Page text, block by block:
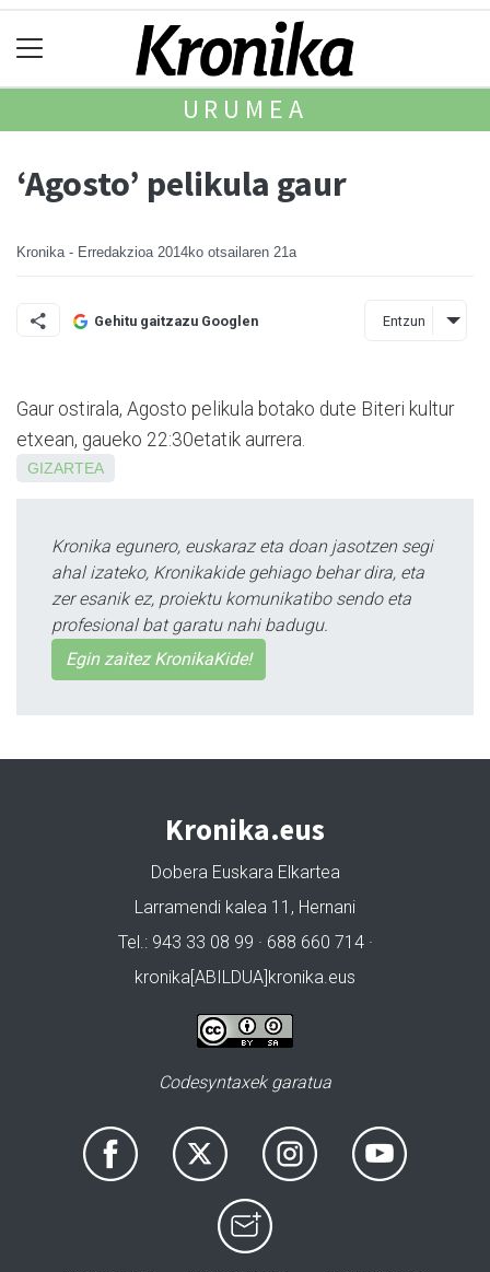
URUMEA
‘Agosto’ pelikula gaur
Kronika - Erredakzioa 2014ko otsailaren 21a
Gehitu gaitzazu Googlen Entzun
Gaur ostirala, Agosto pelikula botako dute Biteri kultur
etxean, gaueko 22:30etatik aurrera.
GIZARTEA
Kronika egunero, euskaraz eta doan jasotzen segi
ahal izateko, Kronikakide gehiago behar dira, eta
zer esanik ez, proiektu komunikatibo sendo eta
profesional bat garatu nahi badugu.
Egin zaitez KronikaKide!
Kronika.eus
Dobera Euskara Elkartea
Larramendi kalea 11, Hernani
Tel.: 943 33 08 99 · 688 660 714 ·
kronika[ABILDUA]kronika.eus
Codesyntaxek garatua